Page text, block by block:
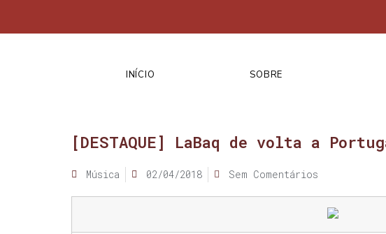
INÍCIO SOBRE
[DESTAQUE] LaBaq de volta a
Música 02/04/2018 Sem Comentários